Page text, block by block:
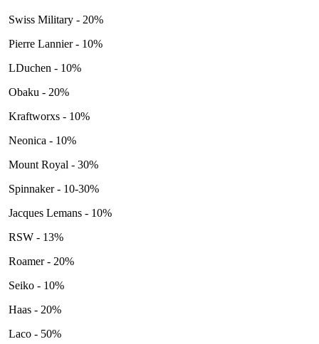
Swiss Military - 20%
Pierre Lannier - 10%
LDuchen - 10%
Obaku - 20%
Kraftworxs - 10%
Neonica - 10%
Mount Royal - 30%
Spinnaker - 10-30%
Jacques Lemans - 10%
RSW - 13%
Roamer - 20%
Seiko - 10%
Haas - 20%
Laco - 50%